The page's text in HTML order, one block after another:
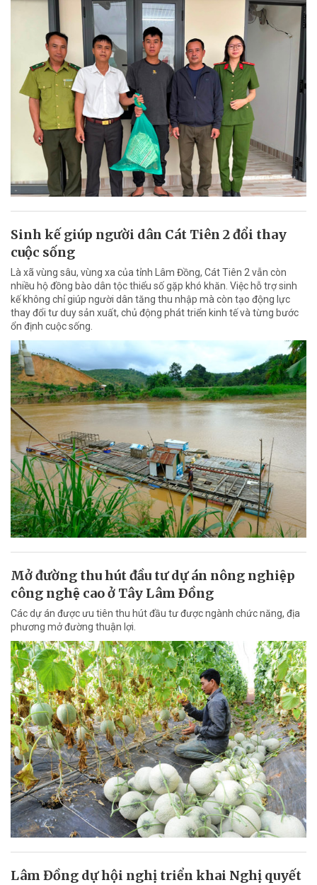
Sinh kế giúp người dân Cát Tiên 2 đổi thay
cuộc sống
Là xã vùng sâu, vùng xa của tỉnh Lâm Đồng, Cát Tiên 2 vẫn còn
nhiều hộ đồng bào dân tộc thiểu số gặp khó khăn. Việc hỗ trợ sinh
kế không chỉ giúp người dân tăng thu nhập mà còn tạo động lực
thay đổi tư duy sản xuất, chủ động phát triển kinh tế và từng bước
ổn định cuộc sống.
Mở đường thu hút đầu tư dự án nông nghiệp
công nghệ cao ở Tây Lâm Ðồng
Các dự án được ưu tiên thu hút đầu tư được ngành chức năng, địa
phương mở đường thuận lợi.
Lâm Đồng dự hội nghị triển khai Nghị quyết